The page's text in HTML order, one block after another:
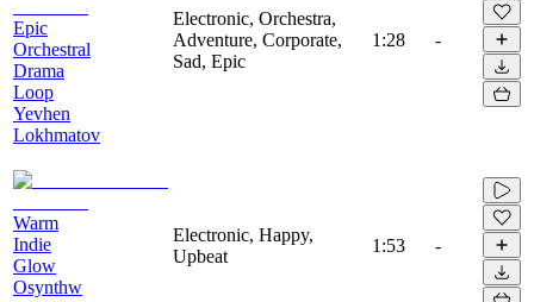
Epic
Orchestral
Drama
Loop
Yevhen
Lokhmatov
Electronic, Orchestra,
Adventure, Corporate,
Sad, Epic
1:28 -
Warm
Indie
Glow
Osynthw
Electronic, Happy,
Upbeat
1:53 -